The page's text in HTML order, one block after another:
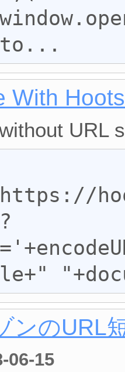
With
URL
ンのURL
06-15